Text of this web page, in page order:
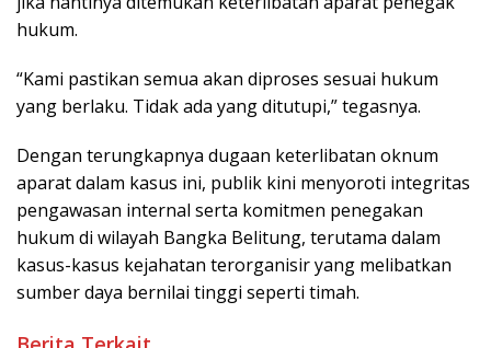
hukum.
“Kami pastikan semua akan diproses sesuai hukum
yang berlaku. Tidak ada yang ditutupi,” tegasnya.
Dengan terungkapnya dugaan keterlibatan oknum
aparat dalam kasus ini, publik kini menyoroti integritas
pengawasan internal serta komitmen penegakan
hukum di wilayah Bangka Belitung, terutama dalam
kasus-kasus kejahatan terorganisir yang melibatkan
sumber daya bernilai tinggi seperti timah.